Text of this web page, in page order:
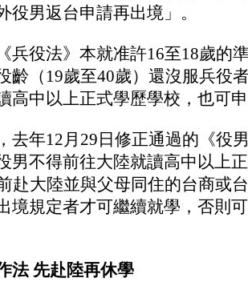
役男返台申請再出境」。
兵役法》本就准許16至18歲的
齡（19歲至40歲）還沒服兵役
高中以上正式學歷學校，也可
去年12月29日修正通過的《役
男不得前往大陸就讀高中以上
赴大陸並與父母同住的台商或
境規定者才可繼續就學，否則
法 先赴陸再休學